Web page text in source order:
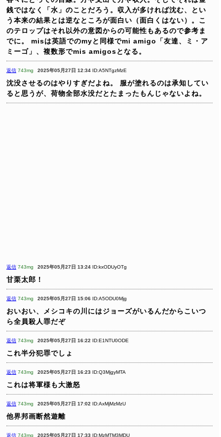
銭ではなく「水」のことだろう。収入が多ければ沈む、とい
う本来の結果とは逆なところが面白い（面白くはない）。こ
のテロップはそれ以外の意図からの可能性もあるので参考ま
でに。
misは英語でのmyと同様でmi amigo「友達、ミ・ア
ミーゴ」、複数形でmis amigosとなる。
返信 743mg 2025年05月27日 12:34 ID:A5NTgzMzE
沈没させるのはやりすぎだよね。
服が塗れるのは承知してい
ると思うが、荷物全部水没だとたまったもんじゃないよね。
返信 743mg 2025年05月27日 13:24 ID:kxODUyOTg
甘栗太郎！
返信 743mg 2025年05月27日 15:06 ID:A5ODU0Mjg
おいおい、メシコキの川にはジョーズがいるんだからこいつ
ら全員殺人罪だぞ
返信 743mg 2025年05月27日 16:22 ID:E1NTU0ODE
これ半分犯罪でしょ
返信 743mg 2025年05月27日 16:23 ID:Q3MjgyMTA
これは将軍様も大激怒
返信 743mg 2025年05月27日 17:02 ID:AxMjMzMzU
他界邦画断然遊離
返信 743mg 2025年05月27日 17:33 ID:MzMTM3MDU